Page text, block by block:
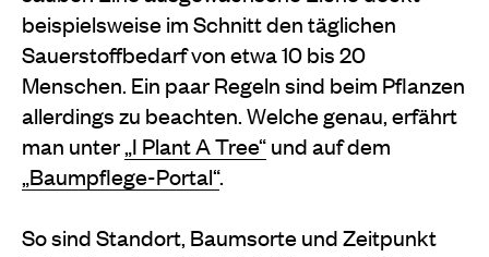
beispielsweise im Schnitt den täglichen
Sauerstoffbedarf von etwa 10 bis 20
Menschen. Ein paar Regeln sind beim Pflanzen
allerdings zu beachten. Welche genau, erfährt
man unter„I Plant A Tree“und auf dem
„Baumpflege-Portal“.
So sind Standort, Baumsorte und Zeitpunkt